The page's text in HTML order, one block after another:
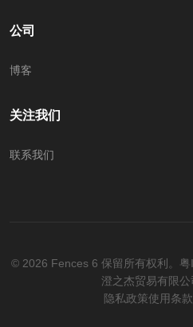
公司
博客
关注我们
联系我们
© 2026 Fences 6 保留所有权利。
澄之杰贸易有限公
隐私政策使用条款